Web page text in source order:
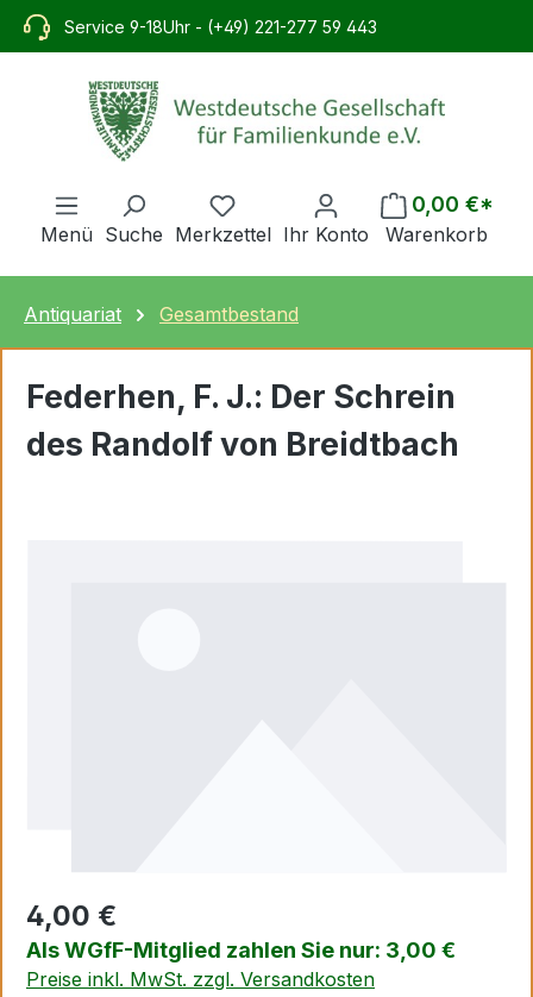
springen
Service 9-18Uhr - (+49) 221-277 59 443
Menü Suche Merkzettel Ihr Konto
0,00 €*
Warenkorb
Antiquariat Gesamtbestand
Federhen, F. J.: Der Schrein
des Randolf von Breidtbach
4,00 €
Als WGfF-Mitglied zahlen Sie nur: 3,00 €
Preise inkl. MwSt. zzgl. Versandkosten